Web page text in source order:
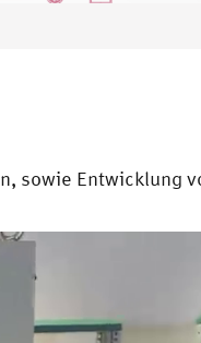
sowie Entwicklung